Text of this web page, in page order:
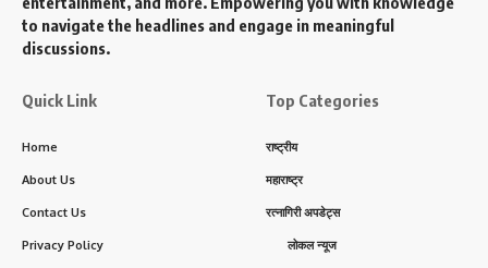
to navigate the headlines and engage in meaningful
discussions.
Quick Link
Home
About Us
Contact Us
Privacy Policy
Top Categories
राष्ट्रीय
महाराष्ट्र
रत्नागिरी अपडेट्स
लोकल न्यूज